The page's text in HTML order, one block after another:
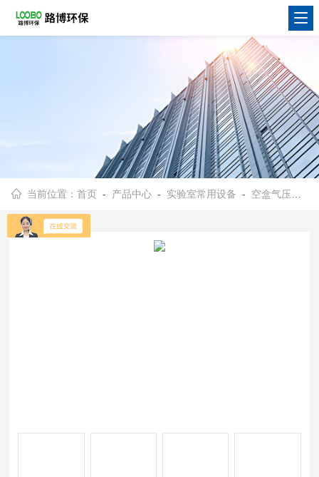
当前位置：首页 - 产品中心 - 实验室常用设备 - 空盒气压表